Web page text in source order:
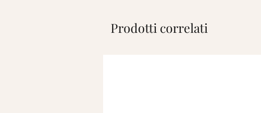
Prodotti correlati